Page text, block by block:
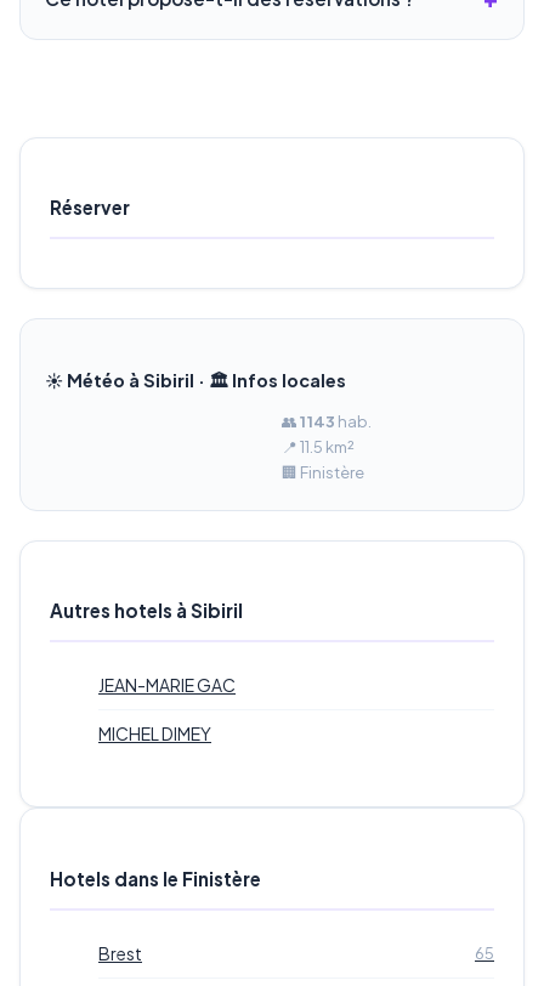
Réserver
☀️ Météo à Sibiril · 🏛️ Infos locales
👥1 143 hab.
📍 11.5 km²
🏢 Finistère
Autres hotels à Sibiril
JEAN-MARIE GAC
MICHEL DIMEY
Hotels dans le Finistère
Brest 65